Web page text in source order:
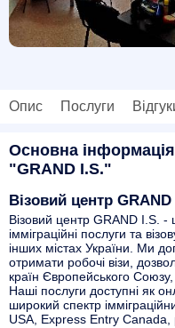
Опис Послуги
Основна
"GRAND I.S."
Візовий центр
Візовий центр GRAND I.S.
імміграційні послуги та
інших містах України. Ми
отримати робочі візи,
країн Європейського
Наші послуги доступні як
широкий спектр
USA, Express Entry Canada,